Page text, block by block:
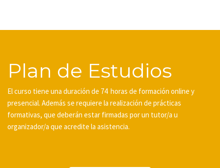
Plan de Estudios
El curso tiene una duración de 74 horas de formación online y
presencial. Además se requiere la realización de prácticas
formativas, que deberán estar firmadas por un tutor/a u
organizador/a que acredite la asistencia.